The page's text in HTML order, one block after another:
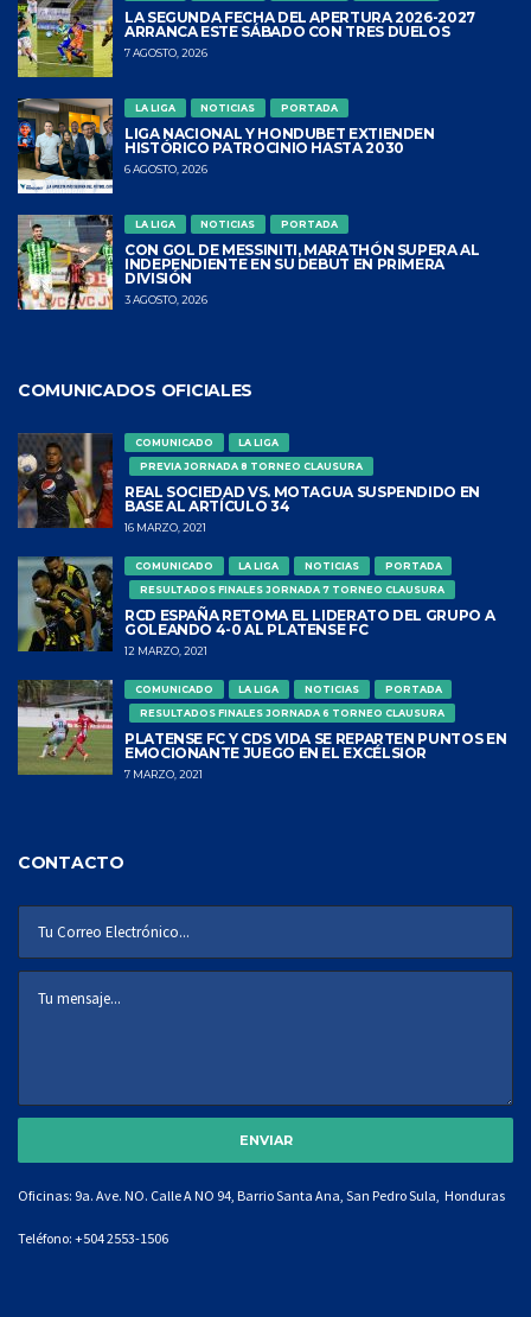
LA SEGUNDA FECHA DEL APERTURA 2026-2027
ARRANCA ESTE SÁBADO CON TRES DUELOS
7 AGOSTO, 2026
LA LIGA NOTICIAS PORTADA
LIGA NACIONAL Y HONDUBET EXTIENDEN
HISTÓRICO PATROCINIO HASTA 2030
6 AGOSTO, 2026
LA LIGA NOTICIAS PORTADA
CON GOL DE MESSINITI, MARATHÓN SUPERA AL
INDEPENDIENTE EN SU DEBUT EN PRIMERA
DIVISIÓN
3 AGOSTO, 2026
COMUNICADOS OFICIALES
COMUNICADO
LA LIGA
PREVIA JORNADA 8 TORNEO CLAUSURA
REAL SOCIEDAD VS. MOTAGUA SUSPENDIDO EN
BASE AL ARTÍCULO 34
16 MARZO, 2021
COMUNICADO LA LIGA NOTICIAS
PORTADA
RESULTADOS FINALES JORNADA 7 TORNEO CLAUSURA
RCD ESPAÑA RETOMA EL LIDERATO DEL GRUPO A
GOLEANDO 4-0 AL PLATENSE FC
12 MARZO, 2021
COMUNICADO LA LIGA NOTICIAS
PORTADA
RESULTADOS FINALES JORNADA 6 TORNEO CLAUSURA
PLATENSE FC Y CDS VIDA SE REPARTEN PUNTOS EN
EMOCIONANTE JUEGO EN EL EXCÉLSIOR
7 MARZO, 2021
CONTACTO
Oficinas: 9a. Ave. NO. Calle A NO 94, Barrio Santa Ana, San Pedro Sula, Honduras
Teléfono: +504 2553-1506